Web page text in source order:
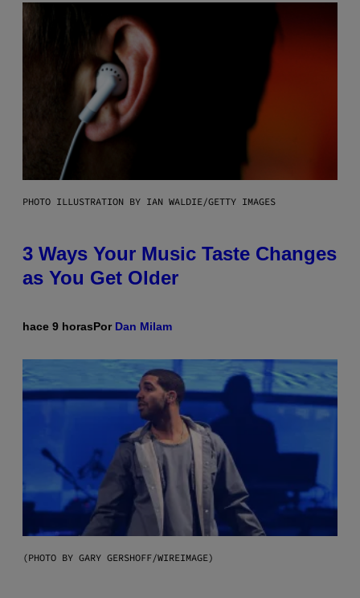
PHOTO ILLUSTRATION BY IAN WALDIE/GETTY IMAGES
3 Ways Your Music Taste Changes
as You Get Older
hace 9 horasPor Dan Milam
(PHOTO BY GARY GERSHOFF/WIREIMAGE)